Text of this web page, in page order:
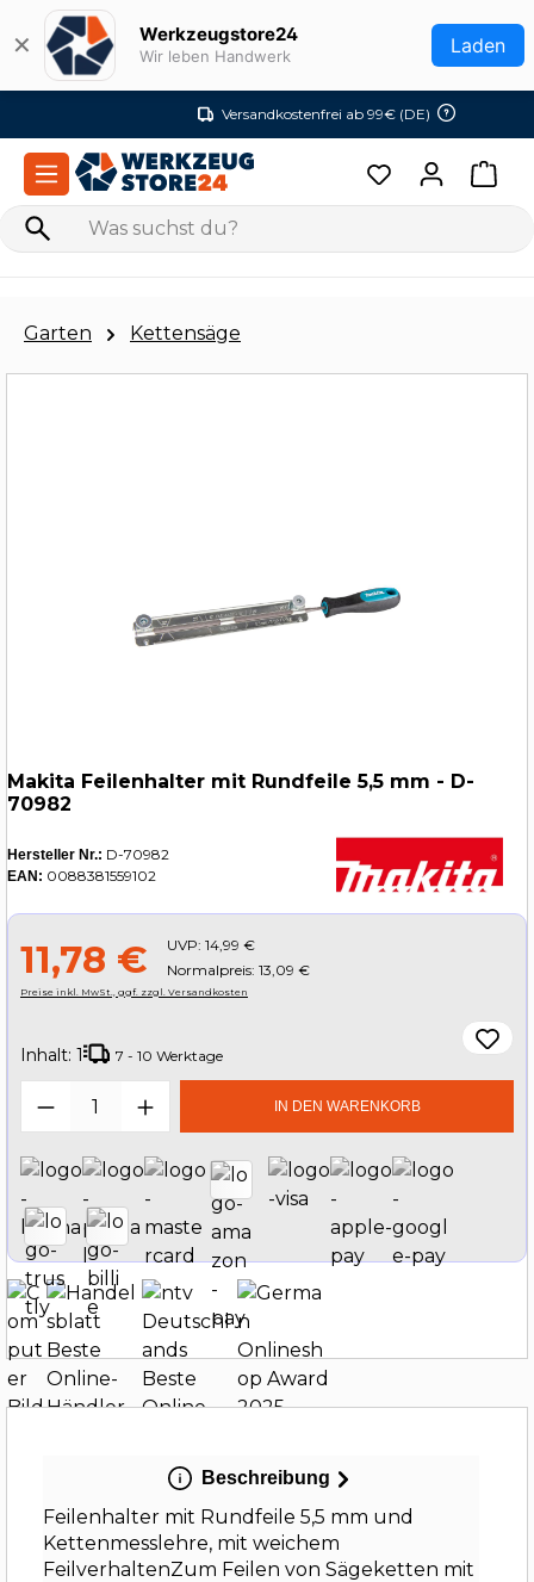
Zum Hauptinhalt springen
✕ Werkzeugstore24
Wir leben Handwerk Laden
Versandkostenfrei ab 99€ (DE)
Garten Kettensäge
Makita Feilenhalter mit Rundfeile 5,5 mm - D-
70982
Hersteller Nr.: D-70982
EAN: 0088381559102
11,78 € UVP: 14,99 €
Normalpreis: 13,09 €
Preise inkl. MwSt., ggf. zzgl. Versandkosten
Inhalt: 1 7 - 10 Werktage
Produkt Anzahl: Gib denIN DEN WARENKORB
Beschreibung
Feilenhalter mit Rundfeile 5,5 mm und
Kettenmesslehre, mit weichem
FeilverhaltenZum Feilen von Sägeketten mit